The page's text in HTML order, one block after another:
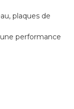
plaques de
performance